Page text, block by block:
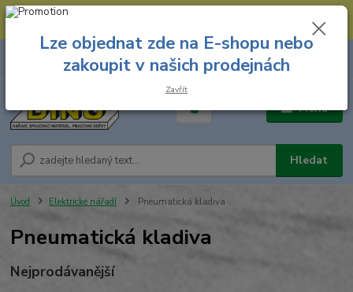
--- Spojovací materiál: 774 431 045 --- Prodejna nářadí: 731 449 423 --
Menu
Hledat
8.00 hod. - 16.00 hod.
za
Úvod Elektrické nářadí Pneumatická kladiva
Pneumatická kladiva
Nejprodávanější
Lze objednat zde na E-shopu nebo
zakoupit v našich prodejnách
Zavřít